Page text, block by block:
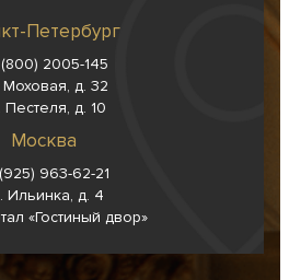
Петербург
2005-145
Моховая, д. 32
Пестеля, д. 10
Москва
963-62-21
Ильинка, д. 4
«Гостиный двор»